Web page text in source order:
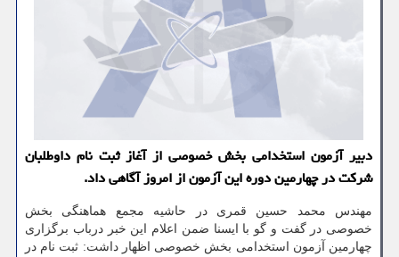
دبیر آزمون استخدامی بخش خصوصی از آغاز ثبت نام داوطلبان
شركت در چهارمین دوره این آزمون از امروز آگاهی داد.
مهندس محمد حسین قمری در حاشیه مجمع هماهنگی بخش
خصوصی در گفت و گو با ایسنا ضمن اعلام این خبر درباب برگزاری
چهارمین آزمون استخدامی بخش خصوصی اظهار داشت: ثبت نام در